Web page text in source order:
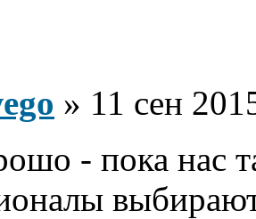
» 11 сен
- пока нас